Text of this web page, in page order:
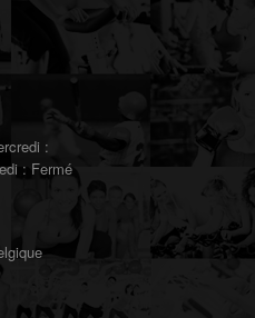
:
: Fermé